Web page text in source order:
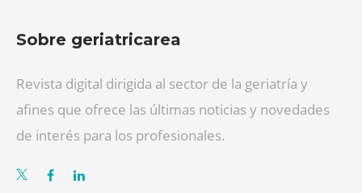
Sobre geriatricarea
Revista digital dirigida al sector de la geriatría y
afines que ofrece las últimas noticias y novedades
de interés para los profesionales.